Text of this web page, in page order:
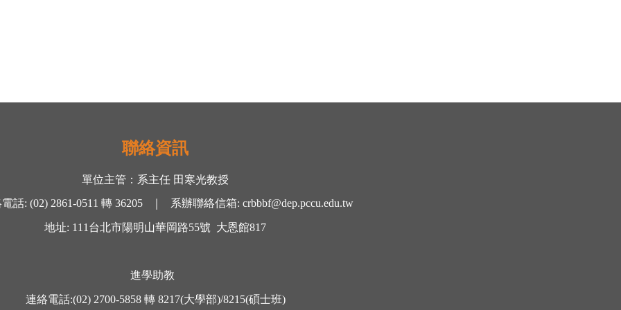
聯絡資訊
單位主管： 系主任 田寒光教授
話: (02) 2861-0511 轉36205 ｜ 系辦聯絡信箱: crbbbf@dep.pccu.edu.tw
地址: 111 台北市陽明山華岡路55號 大恩館817
進學助教
連絡電話:(02) 2700-5858 轉 8217(大學部)/8215(碩士班)